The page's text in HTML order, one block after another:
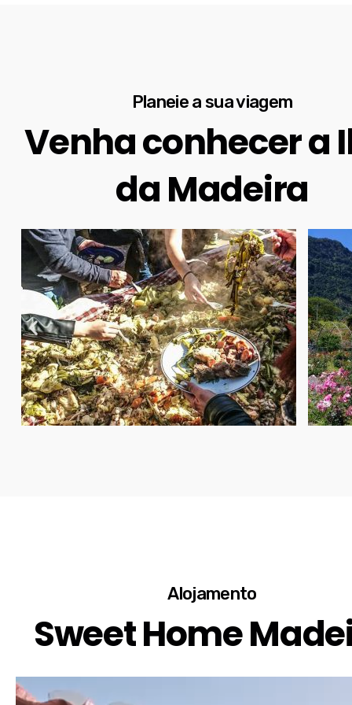
Planeie a sua viagem
Venha conhecer a
da Madeira
Alojamento
Sweet Home